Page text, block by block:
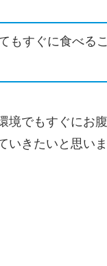
もすぐに食べる
境でもすぐにお
いきたいと思いま